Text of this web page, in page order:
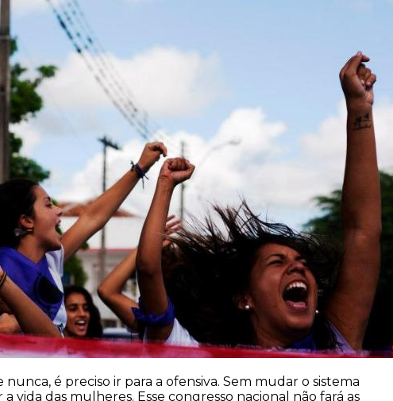
nunca, é preciso ir para a ofensiva. Sem mudar o sistema
vida das mulheres. Esse congresso nacional não fará as